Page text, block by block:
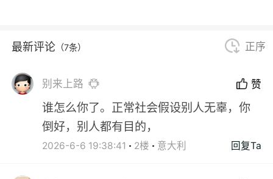
最新评论 （7条） 正序
别来上路 赞
谁怎么你了。正常社会假设别人无辜，你
倒好，别人都有目的，
2026-6-6 19:38:41 2楼 意大利 回复Ta